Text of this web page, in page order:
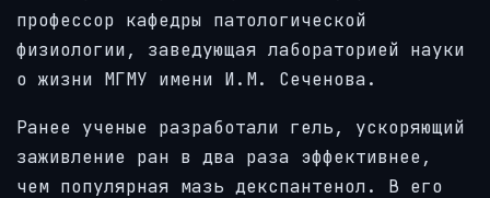
профессор кафедры патологической
физиологии, заведующая лабораторией науки
о жизни МГМУ имени И.М. Сеченова.
Ранее ученые разработали гель, ускоряющий
заживление ран в два раза эффективнее,
чем популярная мазь декспантенол. В его